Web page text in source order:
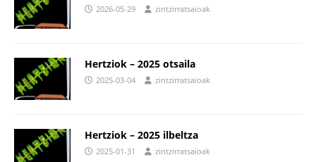
2026-05-29 zintzirratsaioak
Hertziok – 2025 otsaila
2025-03-04 zintzirratsaioak
Hertziok – 2025 ilbeltza
2025-01-31 zintzirratsaioak